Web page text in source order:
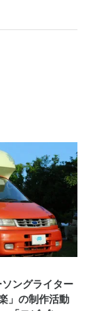
ングライター
」の制作活動